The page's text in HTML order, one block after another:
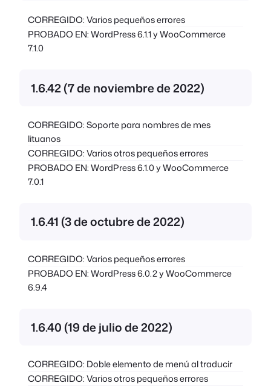
CORREGIDO: Varios pequeños errores
PROBADO EN: WordPress 6.1.1 y WooCommerce
7.1.0
1.6.42 (7 de noviembre de 2022)
CORREGIDO: Soporte para nombres de mes
lituanos
CORREGIDO: Varios otros pequeños errores
PROBADO EN: WordPress 6.1.0 y WooCommerce
7.0.1
1.6.41 (3 de octubre de 2022)
CORREGIDO: Varios pequeños errores
PROBADO EN: WordPress 6.0.2 y WooCommerce
6.9.4
1.6.40 (19 de julio de 2022)
CORREGIDO: Doble elemento de menú al traducir
CORREGIDO: Varios otros pequeños errores